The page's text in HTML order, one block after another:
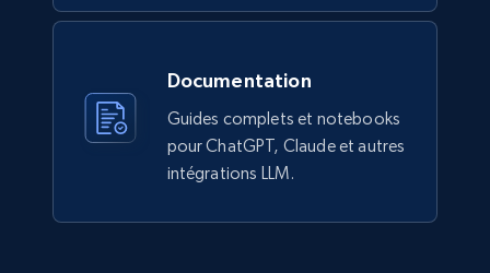
912+ 88+ Buy Now
Ozon.ru products
URL, Sku, Breadcrumbs, Name, Rating, Review
count, Description, Image, and more.
Documentation
Guides complets et notebooks
pour ChatGPT, Claude et autres
intégrations LLM.